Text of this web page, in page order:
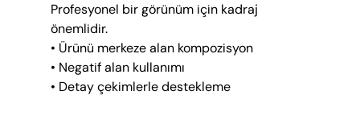
Profesyonel bir görünüm için kadraj
önemlidir.
• Ürünü merkeze alan kompozisyon
• Negatif alan kullanımı
• Detay çekimlerle destekleme